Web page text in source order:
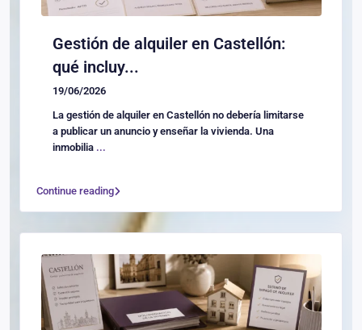
Gestión de alquiler en Castellón:
qué incluy...
19/06/2026
La gestión de alquiler en Castellón no debería limitarse
a publicar un anuncio y enseñar la vivienda. Una
inmobilia ...
Continue reading